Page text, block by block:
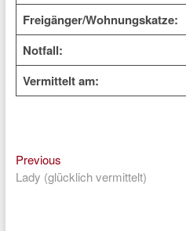
Freigänger/Wohnungskatze:
Notfall:
Vermittelt am:
Beitragsnavigation
PreviousPrevious
post:
Lady (glücklich vermittelt)